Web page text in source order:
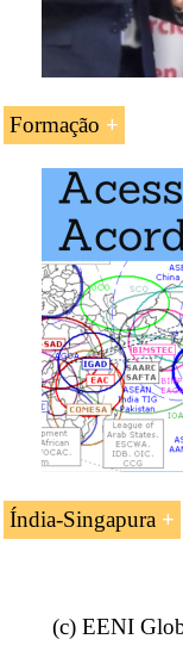
-Singapura
Formação
A UC «Acordo de
Singapura.» é
ministrados pela
Mestrado em
Exterior.
Índia-Singapura
criado para
Económica. O
(c) EENI